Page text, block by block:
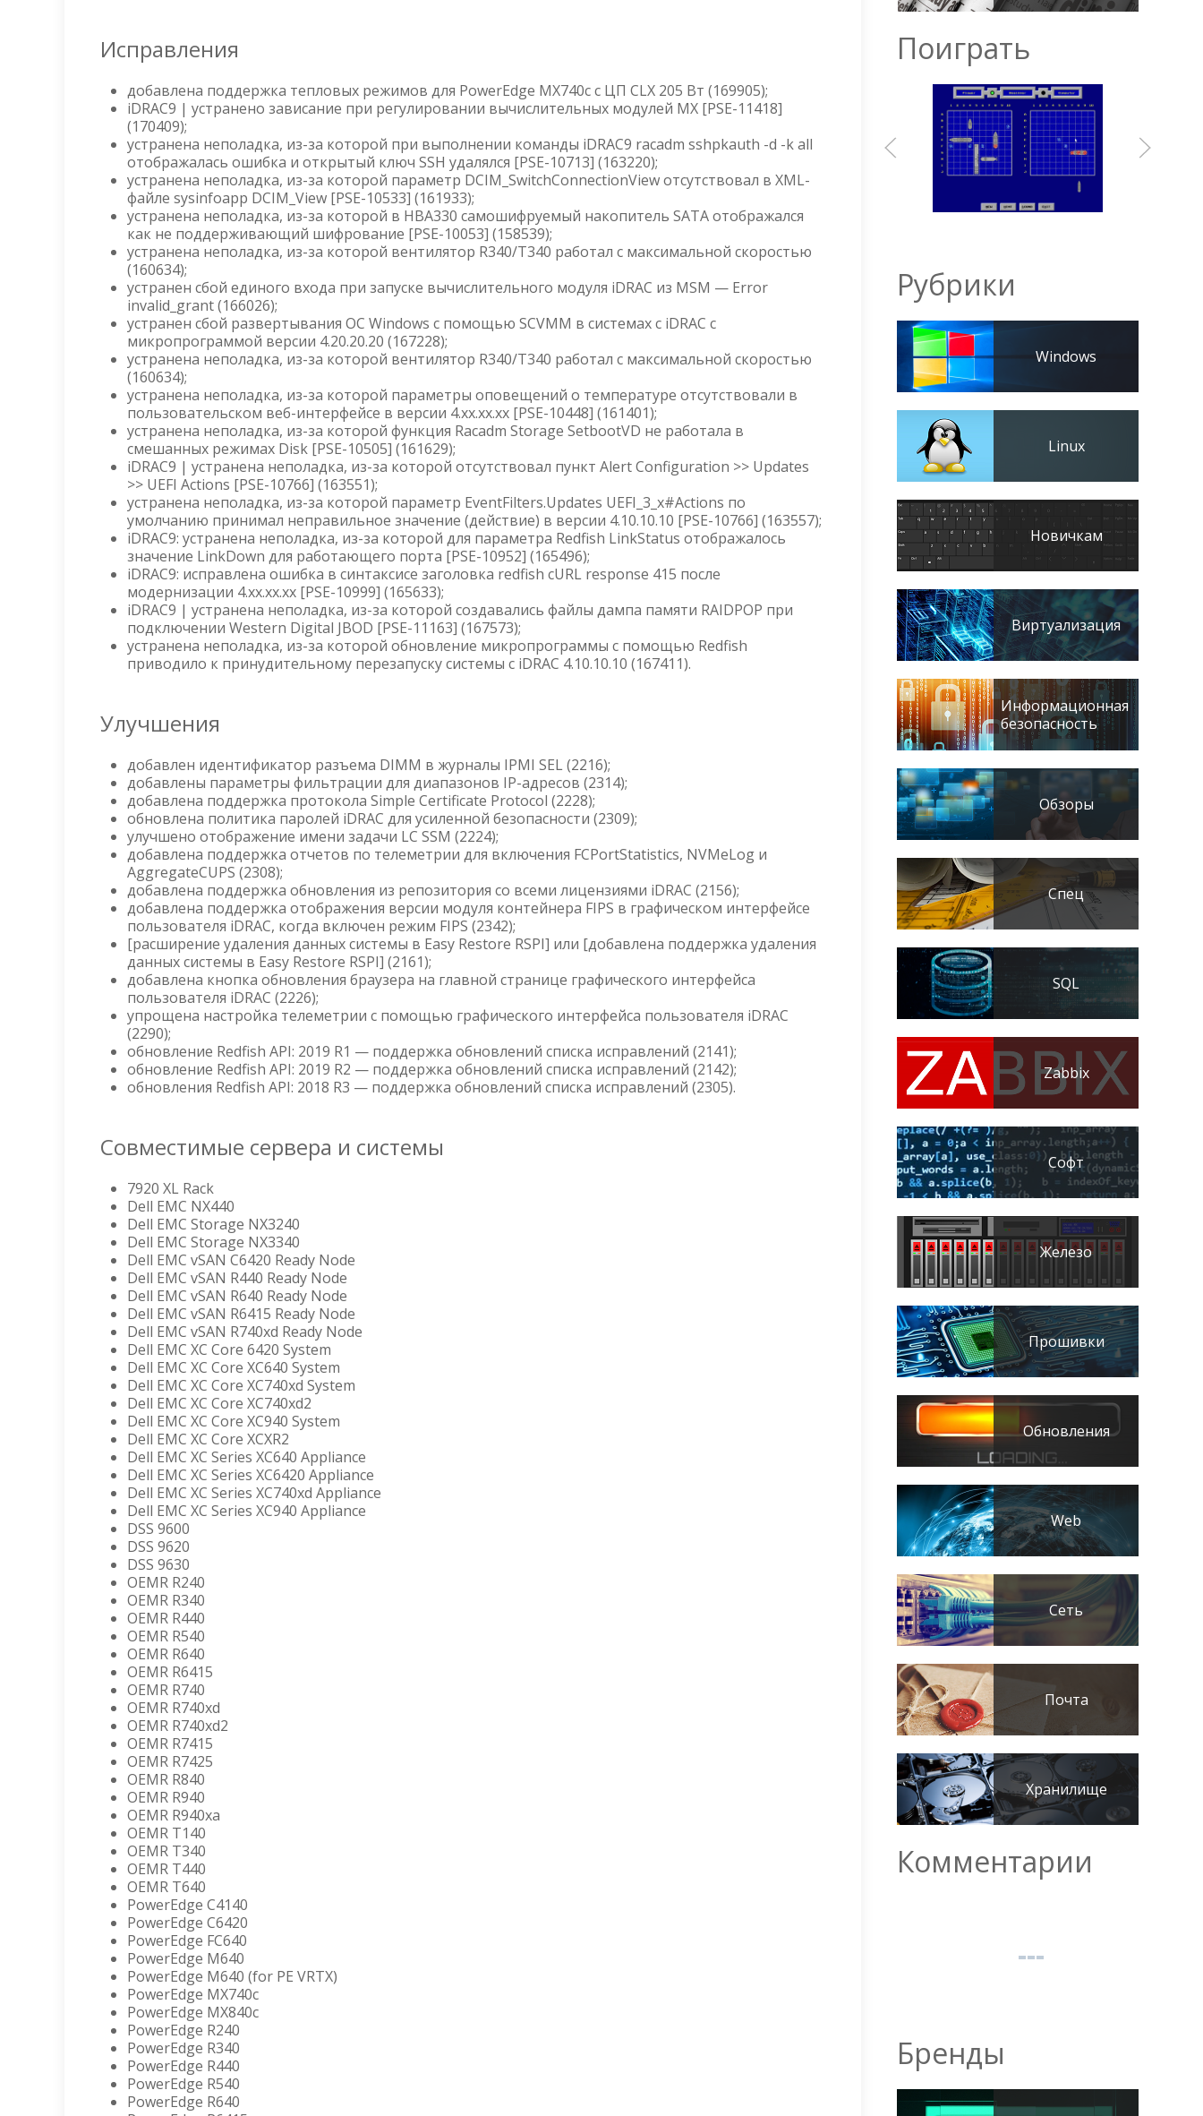
Исправления
добавлена поддержка тепловых режимов для PowerEdge MX740c с ЦП CLX 205 Вт (169905);
iDRAC9 | устранено зависание при регулировании вычислительных модулей MX [PSE-11418]
(170409);
устранена неполадка, из-за которой при выполнении команды iDRAC9 racadm sshpkauth -d -k all
отображалась ошибка и открытый ключ SSH удалялся [PSE-10713] (163220);
устранена неполадка, из-за которой параметр DCIM_SwitchConnectionView отсутствовал в XML-
файле sysinfoapp DCIM_View [PSE-10533] (161933);
устранена неполадка, из-за которой в HBA330 самошифруемый накопитель SATA отображался
как не поддерживающий шифрование [PSE-10053] (158539);
устранена неполадка, из-за которой вентилятор R340/T340 работал с максимальной скоростью
(160634);
устранен сбой единого входа при запуске вычислительного модуля iDRAC из MSM — Error
invalid_grant (166026);
устранен сбой развертывания ОС Windows с помощью SCVMM в системах с iDRAC с
микропрограммой версии 4.20.20.20 (167228);
устранена неполадка, из-за которой вентилятор R340/T340 работал с максимальной скоростью
(160634);
устранена неполадка, из-за которой параметры оповещений о температуре отсутствовали в
пользовательском веб-интерфейсе в версии 4.xx.xx.xx [PSE-10448] (161401);
устранена неполадка, из-за которой функция Racadm Storage SetbootVD не работала в
смешанных режимах Disk [PSE-10505] (161629);
iDRAC9 | устранена неполадка, из-за которой отсутствовал пункт Alert Configuration >> Updates
>> UEFI Actions [PSE-10766] (163551);
устранена неполадка, из-за которой параметр EventFilters.Updates UEFI_3_x#Actions по
умолчанию принимал неправильное значение (действие) в версии 4.10.10.10 [PSE-10766] (163557);
iDRAC9: устранена неполадка, из-за которой для параметра Redfish LinkStatus отображалось
значение LinkDown для работающего порта [PSE-10952] (165496);
iDRAC9: исправлена ошибка в синтаксисе заголовка redfish cURL response 415 после
модернизации 4.xx.xx.xx [PSE-10999] (165633);
iDRAC9 | устранена неполадка, из-за которой создавались файлы дампа памяти RAIDPOP при
подключении Western Digital JBOD [PSE-11163] (167573);
устранена неполадка, из-за которой обновление микропрограммы с помощью Redfish
приводило к принудительному перезапуску системы с iDRAC 4.10.10.10 (167411).
Улучшения
добавлен идентификатор разъема DIMM в журналы IPMI SEL (2216);
добавлены параметры фильтрации для диапазонов IP-адресов (2314);
добавлена поддержка протокола Simple Certificate Protocol (2228);
обновлена политика паролей iDRAC для усиленной безопасности (2309);
улучшено отображение имени задачи LC SSM (2224);
добавлена поддержка отчетов по телеметрии для включения FCPortStatistics, NVMeLog и
AggregateCUPS (2308);
добавлена поддержка обновления из репозитория со всеми лицензиями iDRAC (2156);
добавлена поддержка отображения версии модуля контейнера FIPS в графическом интерфейсе
пользователя iDRAC, когда включен режим FIPS (2342);
[расширение удаления данных системы в Easy Restore RSPI] или [добавлена поддержка удаления
данных системы в Easy Restore RSPI] (2161);
добавлена кнопка обновления браузера на главной странице графического интерфейса
пользователя iDRAC (2226);
упрощена настройка телеметрии с помощью графического интерфейса пользователя iDRAC
(2290);
обновление Redfish API: 2019 R1 — поддержка обновлений списка исправлений (2141);
обновление Redfish API: 2019 R2 — поддержка обновлений списка исправлений (2142);
обновления Redfish API: 2018 R3 — поддержка обновлений списка исправлений (2305).
Совместимые сервера и системы
7920 XL Rack
Dell EMC NX440
Dell EMC Storage NX3240
Dell EMC Storage NX3340
Dell EMC vSAN C6420 Ready Node
Dell EMC vSAN R440 Ready Node
Dell EMC vSAN R640 Ready Node
Dell EMC vSAN R6415 Ready Node
Dell EMC vSAN R740xd Ready Node
Dell EMC XC Core 6420 System
Dell EMC XC Core XC640 System
Dell EMC XC Core XC740xd System
Dell EMC XC Core XC740xd2
Dell EMC XC Core XC940 System
Dell EMC XC Core XCXR2
Dell EMC XC Series XC640 Appliance
Dell EMC XC Series XC6420 Appliance
Dell EMC XC Series XC740xd Appliance
Dell EMC XC Series XC940 Appliance
DSS 9600
DSS 9620
DSS 9630
OEMR R240
OEMR R340
OEMR R440
OEMR R540
OEMR R640
OEMR R6415
OEMR R740
OEMR R740xd
OEMR R740xd2
OEMR R7415
OEMR R7425
OEMR R840
OEMR R940
OEMR R940xa
OEMR T140
OEMR T340
OEMR T440
OEMR T640
PowerEdge C4140
PowerEdge C6420
PowerEdge FC640
PowerEdge M640
PowerEdge M640 (for PE VRTX)
PowerEdge MX740c
PowerEdge MX840c
PowerEdge R240
PowerEdge R340
PowerEdge R440
PowerEdge R540
PowerEdge R640
Поиграть
Рубрики
Windows
Linux
Новичкам
Виртуализация
Информационная
безопасность
Обзоры
Спец
SQL
Zabbix
Софт
Железо
Прошивки
Обновления
Web
Сеть
Почта
Хранилище
Комментарии
Бренды